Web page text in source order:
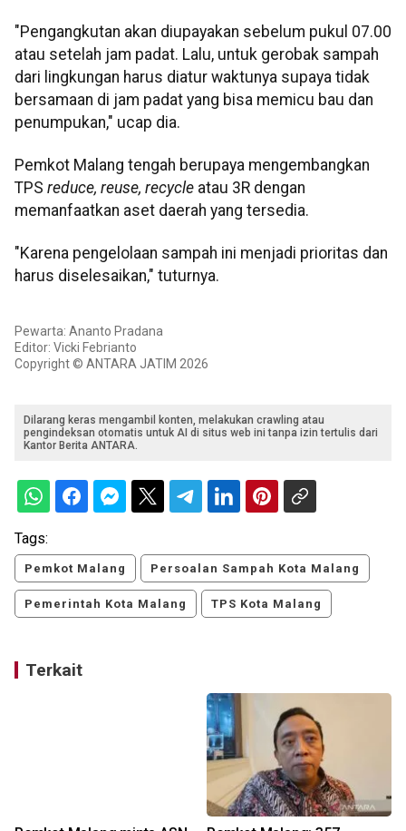
"Pengangkutan akan diupayakan sebelum pukul 07.00
atau setelah jam padat. Lalu, untuk gerobak sampah
dari lingkungan harus diatur waktunya supaya tidak
bersamaan di jam padat yang bisa memicu bau dan
penumpukan," ucap dia.
Pemkot Malang tengah berupaya mengembangkan
TPS reduce, reuse, recycle atau 3R dengan
memanfaatkan aset daerah yang tersedia.
"Karena pengelolaan sampah ini menjadi prioritas dan
harus diselesaikan," tuturnya.
Pewarta: Ananto Pradana
Editor: Vicki Febrianto
Copyright © ANTARA JATIM 2026
Dilarang keras mengambil konten, melakukan crawling atau
pengindeksan otomatis untuk AI di situs web ini tanpa izin tertulis dari
Kantor Berita ANTARA.
Tags:
Pemkot Malang Persoalan Sampah Kota Malang
Pemerintah Kota Malang TPS Kota Malang
Terkait